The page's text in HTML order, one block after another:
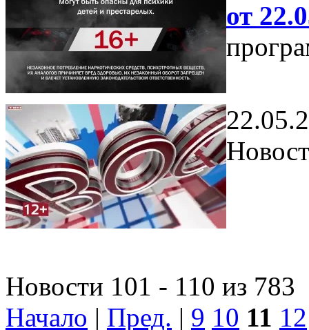
от
Новости 101 - 110 из 783
Начало | Пред. | 9 10 11 12